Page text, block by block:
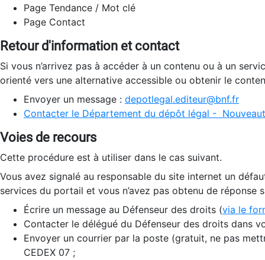
Page Tendance / Mot clé
Page Contact
Retour d'information et contact
Si vous n’arrivez pas à accéder à un contenu ou à un
orienté vers une alternative accessible ou obtenir le
Envoyer un message : depotlegal.editeur@bnf.fr
Contacter le Département du dépôt légal -
Voies de recours
Cette procédure est à utiliser dans le cas suivant.
Vous avez signalé au responsable du site internet un
services du portail et vous n’avez pas obtenu de réponse
Écrire un message au Défenseur des droits (via le
Contacter le délégué du Défenseur des droits dans
Envoyer un courrier par la poste (gratuit, ne pas
CEDEX 07 ;